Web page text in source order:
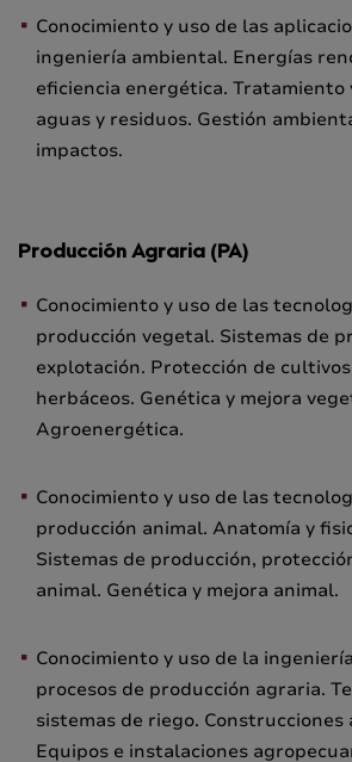
Conocimiento y uso de las
ingeniería ambiental. Energías
eficiencia energética. Tratamiento
aguas y residuos. Gestión
impactos.
Producción Agraria (PA)
Conocimiento y uso de las
producción vegetal. Sistemas de
explotación. Protección de
herbáceos. Genética y mejora
Agroenergética.
Conocimiento y uso de las
producción animal. Anatomía y
Sistemas de producción,
animal. Genética y mejora animal.
Conocimiento y uso de la
procesos de producción agraria.
sistemas de riego. Construcciones
Equipos e instalaciones